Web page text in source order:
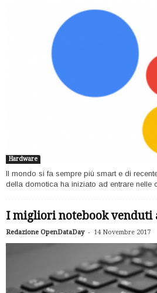
Hardware
Il mondo si fa sempre più smart e di
della domotica ha iniziato ad entrare nelle
I migliori notebook venduti
Redazione OpenDataDay - 14 Novembre 2017